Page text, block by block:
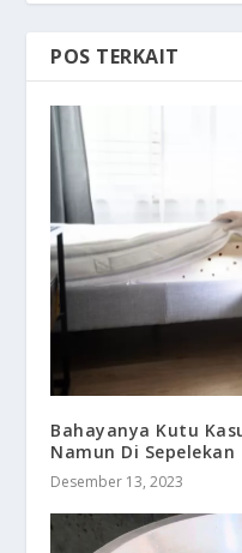
POS TERKAIT
Bahayanya Kutu
Namun Di Sepelekan
Desember 13, 2023